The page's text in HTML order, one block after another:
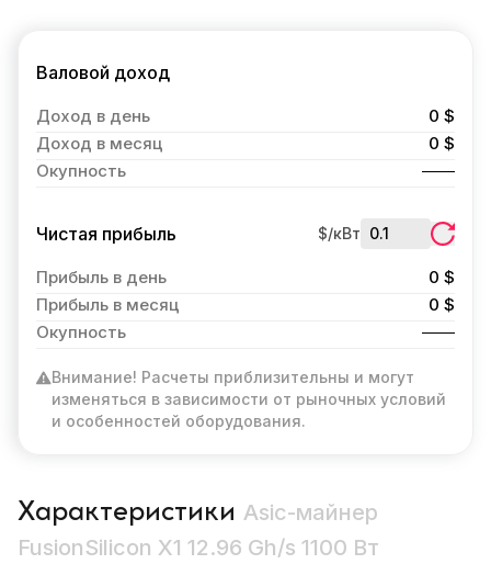
Валовой доход
Доход в день
0 $
Доход в месяц
0 $
Окупность
Чистая прибыль $/кВт
Прибыль в день
0 $
Прибыль в месяц
0 $
Окупность
Внимание! Расчеты приблизительны и могут
изменяться в зависимости от рыночных условий
и особенностей оборудования.
Характеристики Asic-майнер
FusionSilicon X1 12.96 Gh/s 1100 Вт